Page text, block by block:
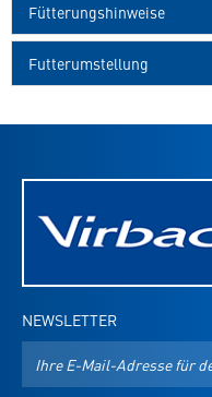
Fütterungshinweise
Futterumstellung
NEWSLETTER
Mail-